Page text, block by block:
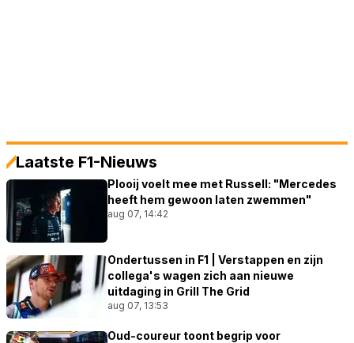
Laatste F1-Nieuws
Plooij voelt mee met Russell: "Mercedes
heeft hem gewoon laten zwemmen"
aug 07, 14:42
Ondertussen in F1 | Verstappen en zijn
collega's wagen zich aan nieuwe
uitdaging in Grill The Grid
aug 07, 13:53
Oud-coureur toont begrip voor